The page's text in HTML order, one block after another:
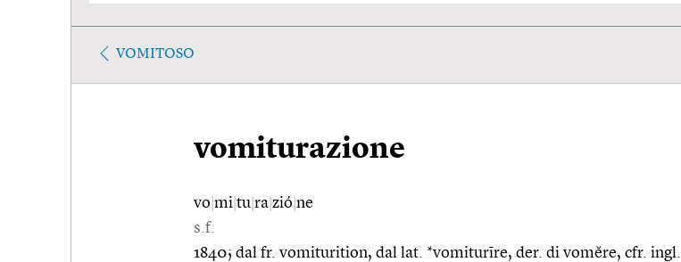
VOMITOSO
vomiturazione
vo mi tu ra zió ne
s.f.
1840; dal fr. vomiturition, dal lat. *vomiturīre, der. di vomĕre, cfr. ingl.